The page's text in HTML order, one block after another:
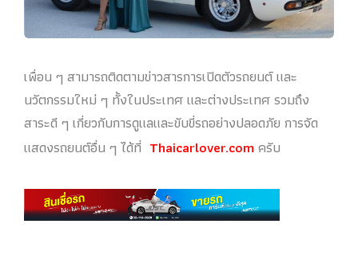
เพื่อน ๆ สามารถติดตามข่าวสารการเปิดตัวรถยนต์ และ
นวัตกรรมใหม่ ๆ ทั้งในประเทศ และต่างประเทศ รวมถึง
สาระดี ๆ เกี่ยวกับการดูแลและขับขี่รถอย่างปลอดภัย การจัด
แสดงรถยนต์อื่น ๆ ได้ที่ Thaicarlover.comครับ